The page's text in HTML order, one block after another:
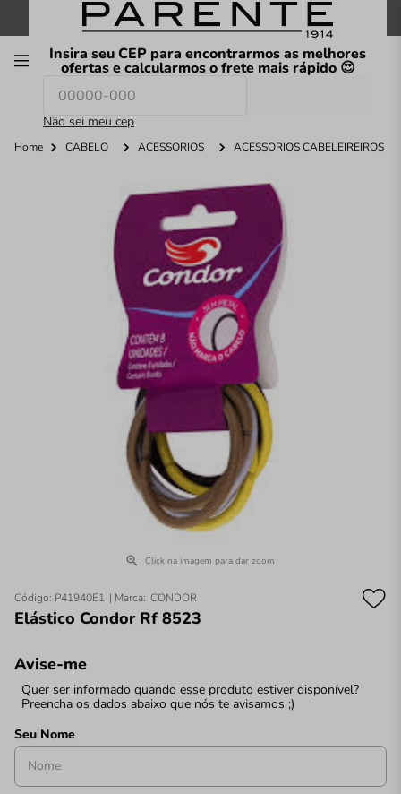
FRETE GRÁTIS nas compras a partir de R$199
Insira seu CEP para encontrarmos as melhores
ofertas e calcularmos o frete mais rápido 😍
Não sei meu cep
O que você procura hoje?
Home CABELO ACESSÓRIOS ACESSÓRIOS CABELEIREIROS
Click na imagem para dar zoom
Código: P41940E1 CONDOR
Elástico Condor Rf 8523